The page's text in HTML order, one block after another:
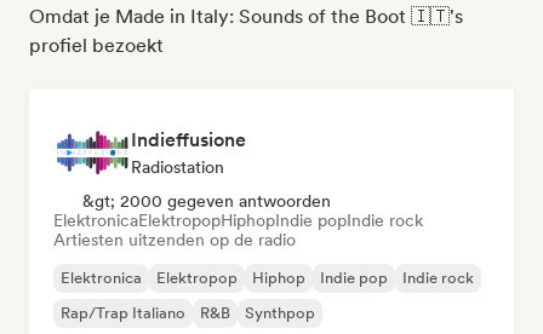
Omdat je Made in Italy: Sounds of the Boot 🇮🇹's
profiel bezoekt
Indieffusione
Radiostation
&gt; 2000 gegeven antwoorden
ElektronicaElektropopHiphopIndie popIndie rock
Artiesten uitzenden op de radio
Elektronica Elektropop Hiphop Indie pop
Indie rock
Rap/Trap Italiano
R&B Synthpop